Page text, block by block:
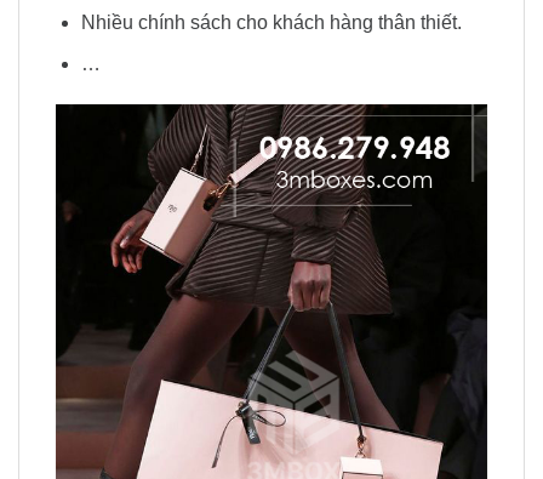
Nhiều chính sách cho khách hàng thân thiết.
…